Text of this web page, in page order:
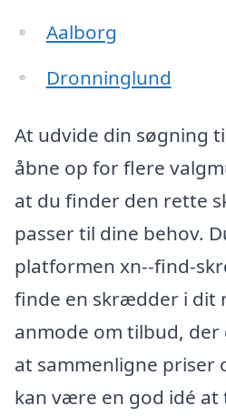
Aalborg
Dronninglund
At udvide din søgning
åbne op for flere
at du finder den rette
passer til dine behov.
platformen xn--find-
finde en skrædder i dit
anmode om tilbud,
at sammenligne priser
kan være en god idé